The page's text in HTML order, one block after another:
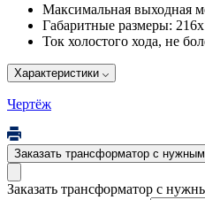
Максимальная выходная
Габаритные размеры:
Ток холостого хода, не
Характеристики
Чертёж
Заказать трансформатор с
Заказать трансформатор с